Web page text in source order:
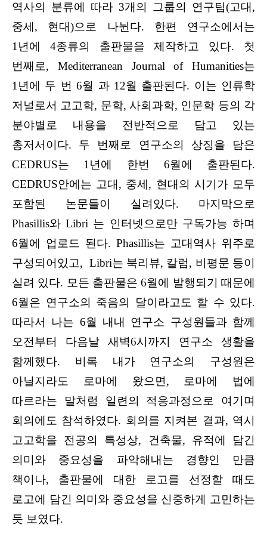
역사의 분류에 따라 3개의 그룹의 연구팀(고대,
중세, 현대)으로 나뉜다. 한편 연구소에서는
1년에 4종류의 출판물을 제작하고 있다. 첫
번째로, Mediterranean Journal of Humanities는
1년에 두 번 6월 과 12월 출판된다. 이는 인류학
저널로서 고고학, 문학, 사회과학, 인문학 등의 각
분야별로 내용을 전반적으로 담고 있는
총저서이다. 두 번째로 연구소의 상징을 담은
CEDRUS는 1년에 한번 6월에 출판된다.
CEDRUS안에는 고대, 중세, 현대의 시기가 모두
포함된 논문들이 실려있다. 마지막으로
Phasillis와 Libri 는 인터넷으로만 구독가능 하며
6월에 업로드 된다. Phasillis는 고대역사 위주로
구성되어있고, Libri는 북리뷰, 칼럼, 비평문 등이
실려 있다. 모든 출판물은 6월에 발행되기 때문에
6월은 연구소의 죽음의 달이라고도 할 수 있다.
따라서 나는 6월 내내 연구소 구성원들과 함께
오전부터 다음날 새벽6시까지 연구소 생활을
함께했다. 비록 내가 연구소의 구성원은
아닐지라도 로마에 왔으면, 로마에 법에
따르라는 말처럼 일련의 적응과정으로 여기며
회의에도 참석하였다. 회의를 지켜본 결과, 역시
고고학을 전공의 특성상, 건축물, 유적에 담긴
의미와 중요성을 파악해내는 경향인 만큼
책이나, 출판물에 대한 로고를 선정할 때도
로고에 담긴 의미와 중요성을 신중하게 고민하는
듯 보였다.